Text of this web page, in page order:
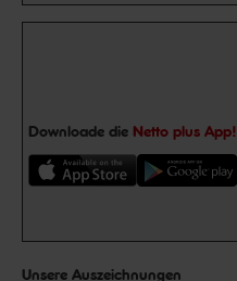
Downloade die Netto plus App!
Unsere Auszeichnungen